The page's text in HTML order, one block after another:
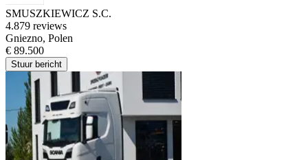
SMUSZKIEWICZ S.C.
4.879 reviews
Gniezno, Polen
€ 89.500
Stuur bericht